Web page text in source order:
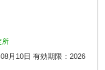
所
月10日 有効期限： 2026